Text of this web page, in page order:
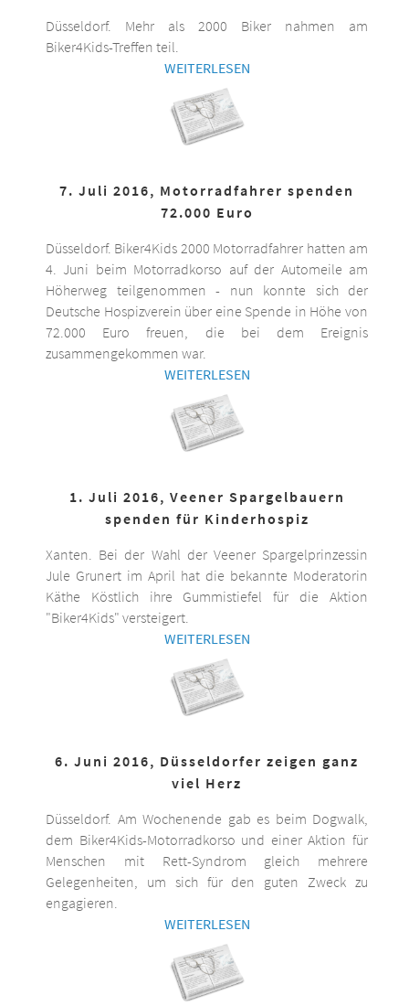
Düsseldorf. Mehr als 2000 Biker nahmen am
Biker4Kids-Treffen teil.
WEITERLESEN
7. Juli 2016, Motorradfahrer spenden
72.000 Euro
Düsseldorf. Biker4Kids 2000 Motorradfahrer hatten am
4. Juni beim Motorradkorso auf der Automeile am
Höherweg teilgenommen - nun konnte sich der
Deutsche Hospizverein über eine Spende in Höhe von
72.000 Euro freuen, die bei dem Ereignis
zusammengekommen war.
WEITERLESEN
1. Juli 2016, Veener Spargelbauern
spenden für Kinderhospiz
Xanten. Bei der Wahl der Veener Spargelprinzessin
Jule Grunert im April hat die bekannte Moderatorin
Käthe Köstlich ihre Gummistiefel für die Aktion
"Biker4Kids" versteigert.
WEITERLESEN
6. Juni 2016, Düsseldorfer zeigen ganz
viel Herz
Düsseldorf. Am Wochenende gab es beim Dogwalk,
dem Biker4Kids-Motorradkorso und einer Aktion für
Menschen mit Rett-Syndrom gleich mehrere
Gelegenheiten, um sich für den guten Zweck zu
engagieren.
WEITERLESEN